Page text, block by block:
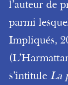
l’auteur de
parmi
Impliqués,
s’intitule La